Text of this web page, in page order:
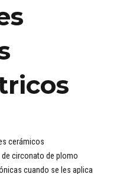
cerámicos
circonato de plomo
cuando se les aplica